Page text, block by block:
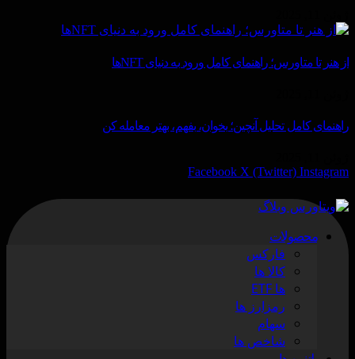
از هنر تا متاورس؛ راهنمای کامل ورود به دنیای NFTها
راهنمای کامل تحلیل آنچین؛ بخوان، بفهم، بهتر معامله کن
Facebook X (Twitter) Instagram
محصولات
فارکس
کالا ها
ها ETF
رمزارز ها
سهام
شاخص ها